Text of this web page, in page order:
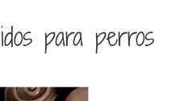
para perros